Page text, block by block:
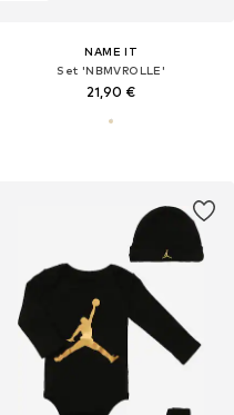
NAME IT
Set 'NBMVROLLE'
21,90 €